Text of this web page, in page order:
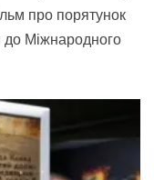
про порятунок
до Міжнародного